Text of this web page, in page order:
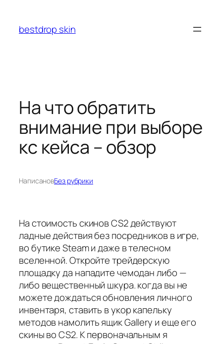
содержимому
bestdrop skin
На что обратить
внимание при выборе
кс кейса – обзор
НаписановБез рубрики
На стоимость скинов CS2 действуют
ладные действия без посредников в игре,
во бутике Steam и даже в телесном
вселенной. Откройте трейдерскую
площадку да нападите чемодан либо —
либо вещественный шкура. когда вы не
можете дождаться обновления личного
инвентаря, ставить в укор капельку
методов намолить ящик Gallery и еще его
скины во CS2. К первоначальным я